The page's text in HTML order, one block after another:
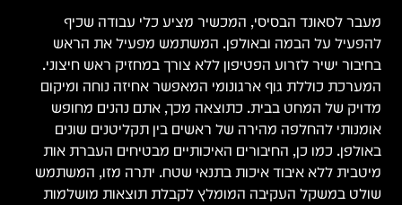
מעבר לסאונד הבסיסי, המכשיר מציע כלי עבודה שכיף
להפעיל על הבמה ובאולפן. המשתמש מפעיל את הראש
בחיבור ישיר לזרוע הפטיפון ללא צורך במחזיק ראש חיצוני.
המערכת כוללת גוף ארגונומי המאפשר אחיזה נוחה ומיקום
מדויק של המחט בבית. כתוצאה מכך, אתם נהנים מחופש
אומנותי להחלפה מהירה של ראשים בין תקליטנים שונים
באולפן. כמו כן, החיבורים האיכותיים מבטיחים העברת אות
מיטבית ללא איבוד איכות בתנאי שטח. יתרה מזו, המשתמש
שולט במשקל העקיבה המומלץ לקבלת תוצאות מושלמות